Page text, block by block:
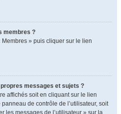
membres ?
» puis cliquer sur le lien
messages et sujets ?
affichés soit en cliquant sur le lien
de contrôle de l’utilisateur, soit
les messages de l’utilisateur » sur la